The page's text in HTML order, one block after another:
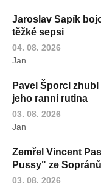
Jaroslav Sapík
těžké sepsi
04. 08. 2026
Jan
Pavel Šporcl
jeho ranní rutina
03. 08. 2026
Jan
Zemřel Vincent
Pussy" ze
03. 08. 2026